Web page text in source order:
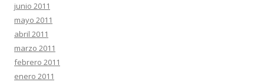
junio 2011
mayo 2011
abril 2011
marzo 2011
febrero 2011
enero 2011